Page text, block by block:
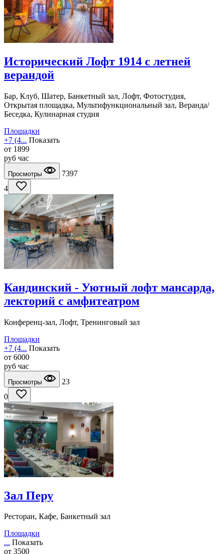
Исторический Лофт 1914 с летней
верандой
Бар, Клуб, Шатер, Банкетный зал, Лофт, Фотостудия,
Открытая площадка, Мультифункциональный зал, Веранда/
Беседка, Кулинарная студия
Площадки
+7 (4... Показать
от 1899
руб час
Просмотры
7397
4
Кандинский - Уютный лофт мансарда,
лекторий с амфитеатром
Конференц-зал, Лофт, Тренинговый зал
Площадки
+7 (4... Показать
от 6000
руб час
Просмотры
23
0
Зал Перу
Ресторан, Кафе, Банкетный зал
Площадки
... Показать
от 3500